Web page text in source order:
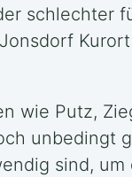
schlechter
wie Putz,
unbedingt
sind,